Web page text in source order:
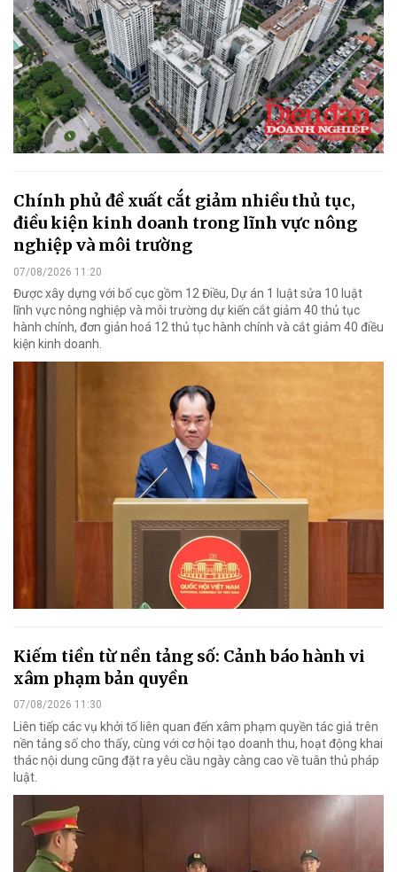
Chính phủ đề xuất cắt giảm nhiều thủ tục,
điều kiện kinh doanh trong lĩnh vực nông
nghiệp và môi trường
07/08/2026 11:20
Được xây dựng với bố cục gồm 12 Điều, Dự án 1 luật sửa 10 luật
lĩnh vực nông nghiệp và môi trường dự kiến cắt giảm 40 thủ tục
hành chính, đơn giản hoá 12 thủ tục hành chính và cắt giảm 40 điều
kiện kinh doanh.
Kiếm tiền từ nền tảng số: Cảnh báo hành vi
xâm phạm bản quyền
07/08/2026 11:30
Liên tiếp các vụ khởi tố liên quan đến xâm phạm quyền tác giả trên
nền tảng số cho thấy, cùng với cơ hội tạo doanh thu, hoạt động khai
thác nội dung cũng đặt ra yêu cầu ngày càng cao về tuân thủ pháp
luật.